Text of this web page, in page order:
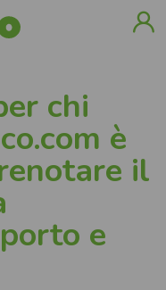
chi
è
il
e